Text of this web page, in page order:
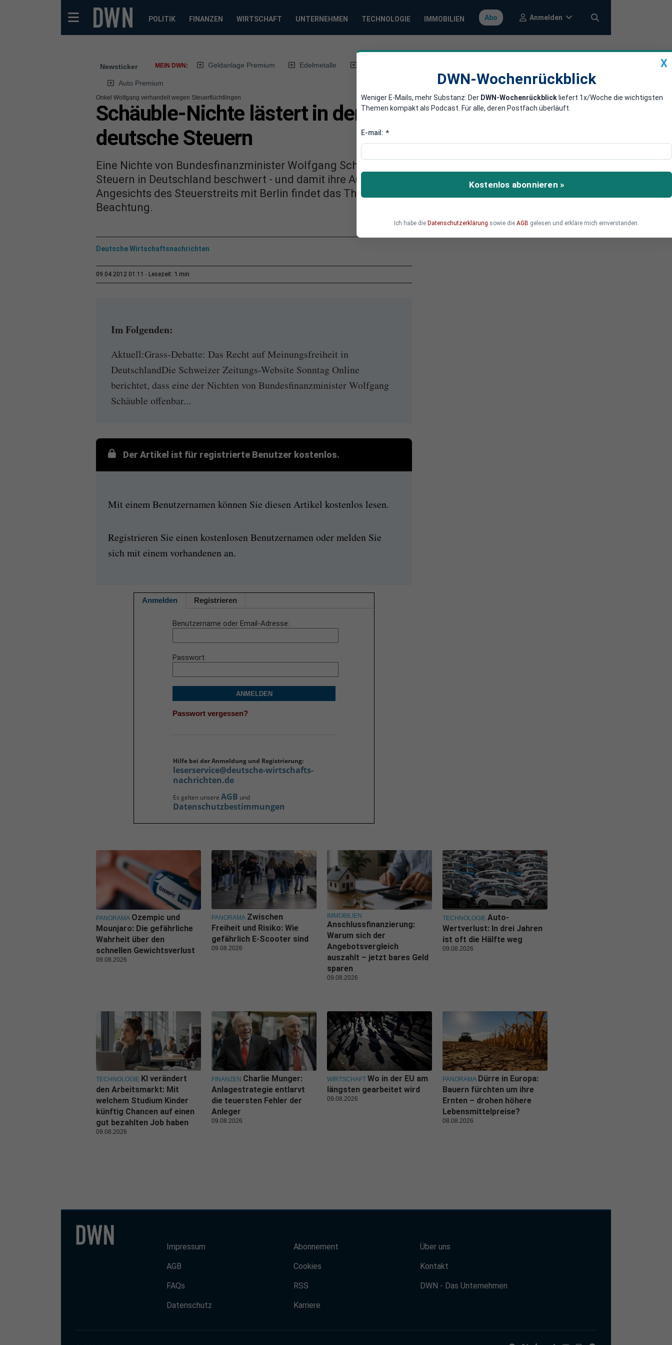
POLITIK FINANZEN WIRTSCHAFT UNTERNEHMEN TECHNOLOGIE IMMOBILIEN Abo Anmelden
Newsticker MEIN DWN: Geldanlage Premium Edelmetalle
Auto Premium
Onkel Wolfgang verhandelt wegen Steuerflüchtlingen
Schäuble-Nichte lästert in der Schweiz über hohe
deutsche Steuern
Eine Nichte von Bundesfinanzminister Wolfgang Schäuble hat sich offenbar über zu hohe
Steuern in Deutschland beschwert - und damit ihre Auswanderung in die Schweiz begründet.
Angesichts des Steuerstreits mit Berlin findet das Thema in der Schweiz die entsprechende
Beachtung.
Deutsche Wirtschaftsnachrichten
09.04.2012 01:11 Lesezeit: 1 min
Im Folgenden:
Aktuell:Grass-Debatte: Das Recht auf Meinungsfreiheit in
DeutschlandDie Schweizer Zeitungs-Website Sonntag Online
berichtet, dass eine der Nichten von Bundesfinanzminister Wolfgang
Schäuble offenbar...
Der Artikel ist für registrierte Benutzer kostenlos.
Mit einem Benutzernamen können Sie diesen Artikel kostenlos lesen.
Registrieren Sie einen kostenlosen Benutzernamen oder melden Sie
sich mit einem vorhandenen an.
Anmelden Registrieren
Benutzername oder Email-Adresse
Passwort
ANMELDEN
Passwort vergessen?
Hilfe bei der Anmeldung und Registrierung:
leserservice@deutsche-wirtschafts-
nachrichten.de
Es gelten unsere AGB und
Datenschutzbestimmungen
X
DWN-Wochenrückblick
Weniger E-Mails, mehr Substanz: Der DWN-Wochenrückblick liefert 1x/Woche die wichtigsten
Themen kompakt als Podcast. Für alle, deren Postfach überläuft.
E-mail: *
Kostenlos abonnieren »
Ich habe die Datenschutzerklärung sowie die AGB gelesen und erkläre mich einverstanden.
PANORAMA Ozempic und
Mounjaro: Die gefährliche
Wahrheit über den
schnellen Gewichtsverlust
09.08.2026
PANORAMA Zwischen
Freiheit und Risiko: Wie
gefährlich E-Scooter sind
09.08.2026
IMMOBILIEN
Anschlussfinanzierung:
Warum sich der
Angebotsvergleich
auszahlt – jetzt bares Geld
sparen
09.08.2026
TECHNOLOGIE Auto-
Wertverlust: In drei Jahren
ist oft die Hälfte weg
09.08.2026
TECHNOLOGIE KI verändert
den Arbeitsmarkt: Mit
welchem Studium Kinder
künftig Chancen auf einen
gut bezahlten Job haben
09.08.2026
FINANZEN Charlie Munger:
Anlagestrategie entlarvt
die teuersten Fehler der
Anleger
09.08.2026
WIRTSCHAFT Wo in der EU am
längsten gearbeitet wird
09.08.2026
PANORAMA Dürre in Europa:
Bauern fürchten um ihre
Ernten – drohen höhere
Lebensmittelpreise?
08.08.2026
Impressum
AGB
FAQs
Datenschutz
Abonnement
Cookies
RSS
Karriere
Über uns
Kontakt
DWN - Das Unternehmen